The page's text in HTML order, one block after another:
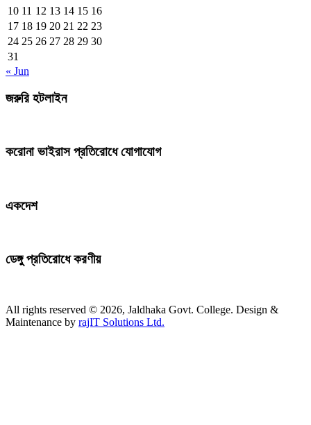
10 11 12 13 14 15 16
17 18 19 20 21 22 23
24 25 26 27 28 29 30
31
« Jun
জরুরি হটলাইন
করোনা ভাইরাস প্রতিরোধে যোগাযোগ
একদেশ
ডেঙ্গু প্রতিরোধে করণীয়
All rights reserved © 2026, Jaldhaka Govt. College. Design &
Maintenance by rajIT Solutions Ltd.